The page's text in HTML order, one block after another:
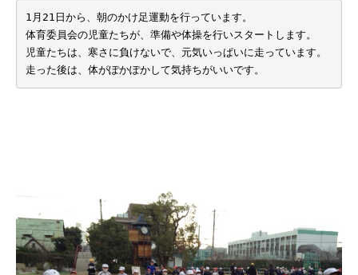
1月21日から、朝のかけ足運動を行っています。
体育委員会の児童たちが、準備や体操を行いスタートします。
児童たちは、寒さに負けないで、元気いっぱいに走っています。
走った後は、体がぽかぽかして気持ちがいいです。